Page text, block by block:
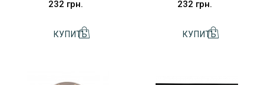
232 грн.
232 грн.